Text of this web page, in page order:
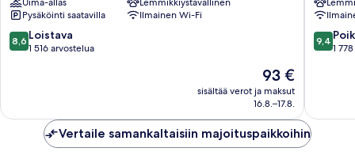
Münchenin
keskusta
Pysäköinti saatavilla
Ilmainen Wi-Fi
8.6
kautta
8,6 Loistava
1 516 arvostelua
Hinta
on
93 €
93 €
sisältää verot ja maksut
16.8.–17.8.
Superior
keskusta
9.4
kautta
9,4
1
Vertaile samankaltaisiin majoituspaikkoihin